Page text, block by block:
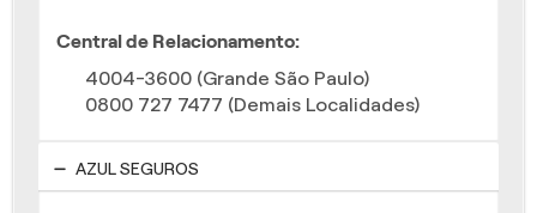
Central de Relacionamento:
4004-3600 (Grande São Paulo)
0800 727 7477 (Demais Localidades)
AZUL SEGUROS